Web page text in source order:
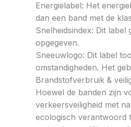
Energielabel: Het
dan een band met de
Snelheidsindex: Dit
opgegeven.
Sneeuwlogo: Dit label
omstandigheden. Het
Brandstofverbruik &
Hoewel de banden zijn
verkeersveiligheid met
ecologisch verantwoord